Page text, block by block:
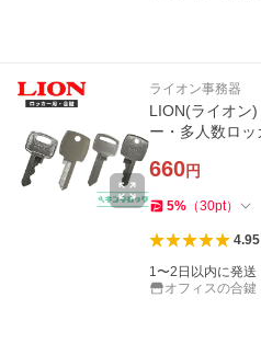
ライオン事務器
LION(ライオ
ー・多人数ロ
660円
5% （30pt）
4.95
1〜2日以内に発送
オフィスの合鍵